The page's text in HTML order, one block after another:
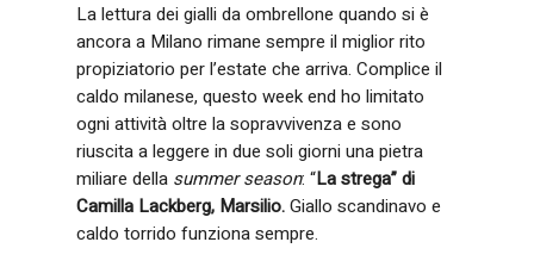
La lettura dei gialli da ombrellone quando si è
ancora a Milano rimane sempre il miglior rito
propiziatorio per l’estate che arriva. Complice il
caldo milanese, questo week end ho limitato
ogni attività oltre la sopravvivenza e sono
riuscita a leggere in due soli giorni una pietra
miliare della summer season: “La strega” di
Camilla Lackberg, Marsilio.Giallo scandinavo e
caldo torrido funziona sempre.